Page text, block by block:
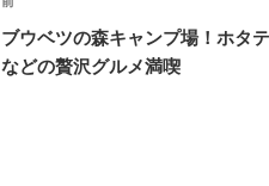
稿
ナ
の
投
ブウベツの森キャンプ場！ホタ
などの贅沢グルメ満喫